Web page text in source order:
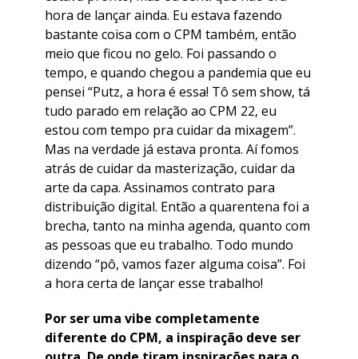
hora de lançar ainda. Eu estava fazendo
bastante coisa com o CPM também, então
meio que ficou no gelo. Foi passando o
tempo, e quando chegou a pandemia que eu
pensei “Putz, a hora é essa! Tô sem show, tá
tudo parado em relação ao CPM 22, eu
estou com tempo pra cuidar da mixagem”.
Mas na verdade já estava pronta. Aí fomos
atrás de cuidar da masterização, cuidar da
arte da capa. Assinamos contrato para
distribuição digital. Então a quarentena foi a
brecha, tanto na minha agenda, quanto com
as pessoas que eu trabalho. Todo mundo
dizendo “pô, vamos fazer alguma coisa”. Foi
a hora certa de lançar esse trabalho!
Por ser uma vibe completamente
diferente do CPM, a inspiração deve ser